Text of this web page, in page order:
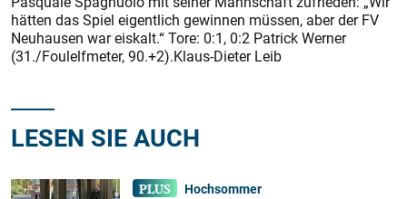
hätten das Spiel eigentlich gewinnen müssen, aber der FV
Neuhausen war eiskalt.“ Tore: 0:1, 0:2 Patrick Werner
(31./Foul­elfmeter, 90.+2).Klaus-Dieter Leib
LESEN SIE AUCH
Hochsommer